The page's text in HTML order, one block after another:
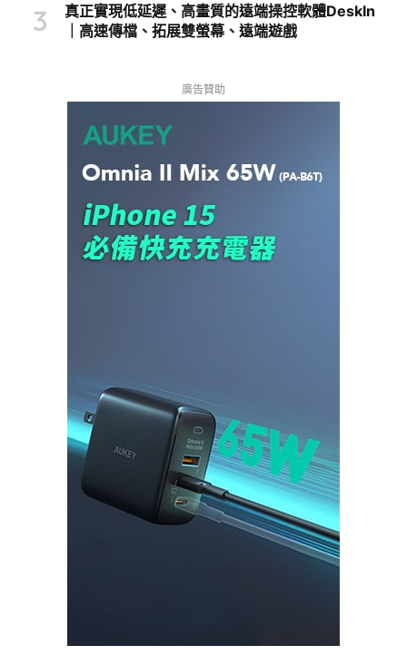
真正實現低延遲、高畫質的遠端操控軟體DeskIn
｜高速傳檔、拓展雙螢幕、遠端遊戲
廣告贊助